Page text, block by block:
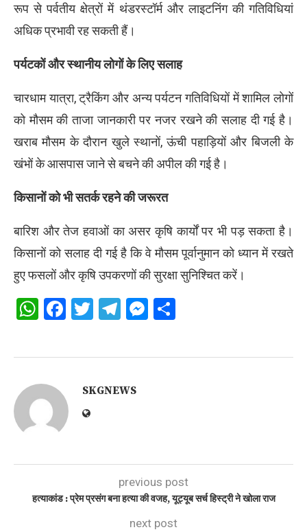
रूप से पर्वतीय क्षेत्रों में थंडरस्टॉर्म और लाइटनिंग की गतिविधियां
अधिक प्रभावी रह सकती हैं।
पर्यटकों और स्थानीय लोगों के लिए सलाह
चारधाम यात्रा, ट्रैकिंग और अन्य पर्यटन गतिविधियों में शामिल लोगों
को मौसम की ताजा जानकारी पर नजर रखने की सलाह दी गई है।
खराब मौसम के दौरान खुले स्थानों, ऊंची पहाड़ियों और बिजली के
खंभों के आसपास जाने से बचने की अपील की गई है।
किसानों को भी सतर्क रहने की जरूरत
बारिश और तेज हवाओं का असर कृषि कार्यों पर भी पड़ सकता है।
किसानों को सलाह दी गई है कि वे मौसम पूर्वानुमान को ध्यान में रखते
हुए फसलों और कृषि उपकरणों की सुरक्षा सुनिश्चित करें।
WhatsApp
Facebook
Twitter
Telegram
Messenger
SKGNEWS
previous post
हत्याकांड : प्रेम प्रसंग बना हत्या की वजह, यूट्यूब सर्च हिस्ट्री ने खोला राज
next post